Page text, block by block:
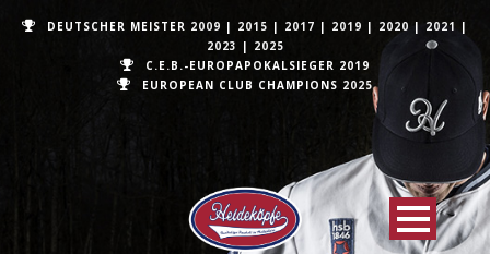
DEUTSCHER MEISTER 2009 | 2015 | 2017 | 2019 | 2020 | 2021 |
2023 | 2025
C.E.B.-EUROPAPOKALSIEGER 2019
EUROPEAN CLUB CHAMPIONS 2025